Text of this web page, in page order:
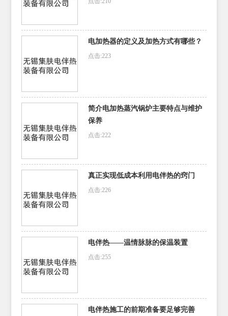
电加热器的定义及加热方式有哪些？
点击:223
简介电加热蒸汽锅炉主要特点与维护
保养
点击:222
真正实现低成本利用电伴热的窍门
点击:226
电伴热——温情脉脉的保温装置
点击:255
电伴热施工的前期准备要足够完善